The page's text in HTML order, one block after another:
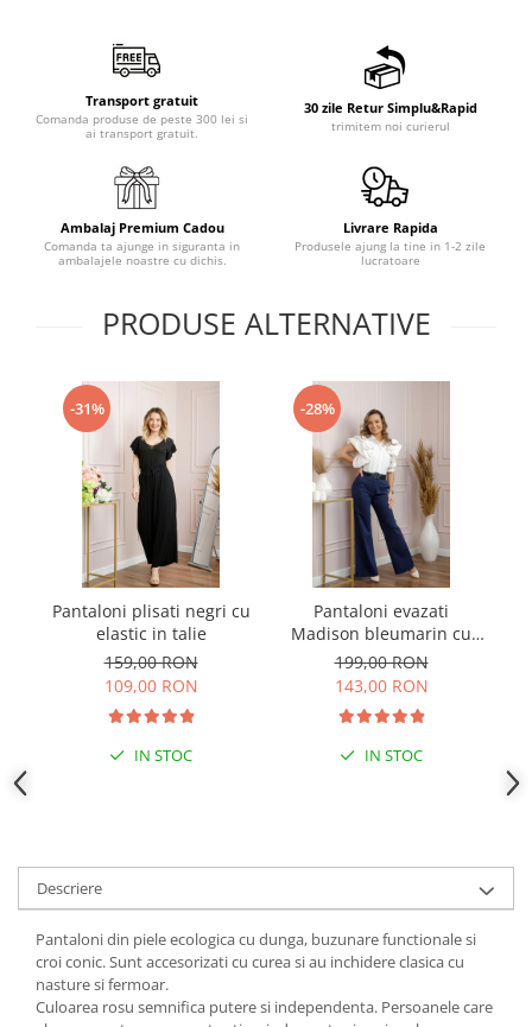
Transport gratuit
Comanda produse de peste 300 lei si
ai transport gratuit.
30 zile Retur Simplu&Rapid
trimitem noi curierul
Ambalaj Premium Cadou
Comanda ta ajunge in siguranta in
ambalajele noastre cu dichis.
Livrare Rapida
Produsele ajung la tine in 1-2 zile
lucratoare
PRODUSE ALTERNATIVE
-31%
Pantaloni plisati negri cu
elastic in talie
159,00 RON
109,00 RON
IN STOC
-28%
Pantaloni evazati
Madison bleumarin cu
talie inalta
199,00 RON
143,00 RON
IN STOC
Descriere
Pantaloni din piele ecologica cu dunga, buzunare functionale si
croi conic. Sunt accesorizati cu curea si au inchidere clasica cu
nasture si fermoar.
Culoarea rosu semnifica putere si independenta. Persoanele care